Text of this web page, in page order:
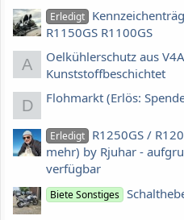
Erledigt
R1150GS R1100GS
A
Oelkühlerschutz aus
Kunststoffbeschichtet
D Flohmarkt (Erlös:
Erledigt R1250GS /
mehr) by Rjuhar -
verfügbar
Biete Sonstiges